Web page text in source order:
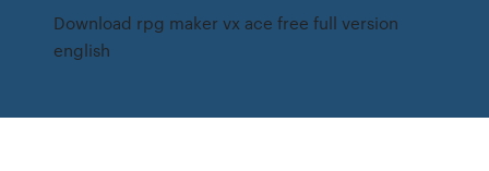
Download rpg maker vx ace free full version
english